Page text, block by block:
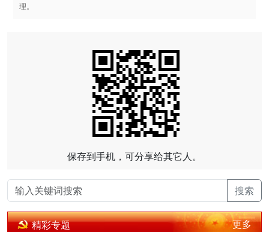
理。
保存到手机，可分享给其它人。
搜索
精彩专题 更多